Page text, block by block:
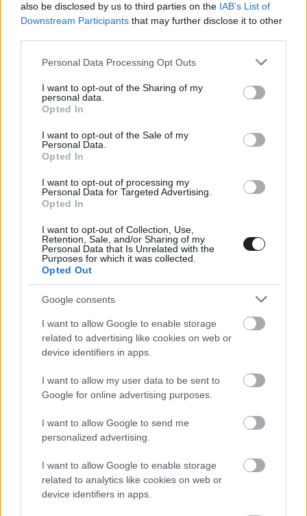
also be disclosed by us to third parties on the IAB’s List of
Downstream Participants that may further disclose it to other
Please note that this website/app uses one or more Google
not limited to your visit or usage behaviour. You may click to
grant or deny consent to Google and its third-party tags to
use your data for below specified purposes in below Google
consent section.
Personal Data Processing Opt Outs
I want to opt-out of the Sharing of my
personal data.
Opted In
I want to opt-out of the Sale of my
Personal Data.
Opted In
I want to opt-out of processing my
Personal Data for Targeted Advertising.
Opted In
I want to opt-out of Collection, Use,
Retention, Sale, and/or Sharing of my
Personal Data that Is Unrelated with the
Purposes for which it was collected.
Opted Out
Google consents
I want to allow Google to enable storage
related to advertising like cookies on web or
device identifiers in apps.
I want to allow my user data to be sent to
Google for online advertising purposes.
I want to allow Google to send me
personalized advertising.
I want to allow Google to enable storage
related to analytics like cookies on web or
device identifiers in apps.
Hazánkban is látható lesz Martin
Scorsese új filmje
Hír| 2017.01.26 17:25
Top 5 pozitívum
Mel Gibson magyarul is brutális - A
fegyvertelen katona
Hír | 2017.01.09 17:45
trailere és olyan állat, mint ahogy
vártuk! (Frissítve)
Hír| 2016.12.09 07:35
A fegyvertelen katona - Kritika
Hír
A fegyvertelen katona - ütős a
szinkronos trailer
Silence előzetes - végre
beleleshetünk Martin Scorsese
álomprojektjébe
A fegyvertelen katona - brutálisan
jó szinkront kap Mel Gibson új